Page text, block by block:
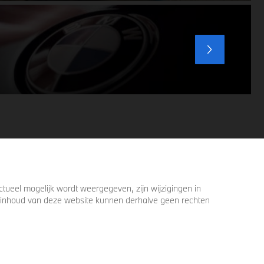
voordat u verder loopt.
mogelijk wordt weergegeven, zijn wijzigingen in
van deze website kunnen derhalve geen rechten